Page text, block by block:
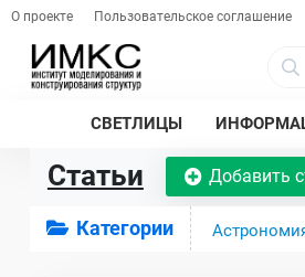
О проекте Пользовательское соглашение
СВЕТЛИЦЫ
Статьи Добавить
Категории